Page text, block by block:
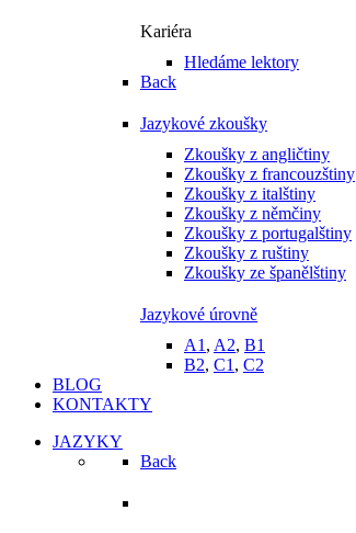
Kariéra
Hledáme lektory
Back
Jazykové zkoušky
Zkoušky z angličtiny
Zkoušky z francouzštiny
Zkoušky z italštiny
Zkoušky z němčiny
Zkoušky z portugalštiny
Zkoušky z ruštiny
Zkoušky ze španělštiny
Jazykové úrovně
A1 , A2, B1
B2, C1 , C2
BLOG
KONTAKTY
JAZYKY
Back